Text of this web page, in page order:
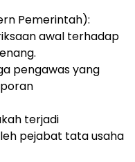
Pemerintah):
awal terhadap
pengawas yang
terjadi
pejabat tata usaha